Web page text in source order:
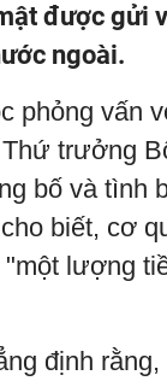
được gửi
ngoài.
phỏng vấn
trưởng
bố và tình
biết, cơ
lượng
định